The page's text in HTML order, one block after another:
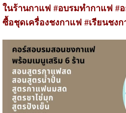
ในร้านกาแฟ #อบรมทำกาแฟ #
ซื้อชุดเครื่องชงกาแฟ #เรียนชง